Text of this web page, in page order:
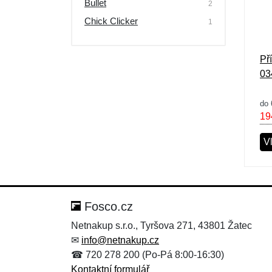
Bullet 2
Chick Clicker 1
do
Fosco.cz
Netnakup s.r.o., Tyršova 271, 43801 Žatec
✉ info@netnakup.cz
☎ 720 278 200 (Po-Pá 8:00-16:30)
Kontaktní formulář